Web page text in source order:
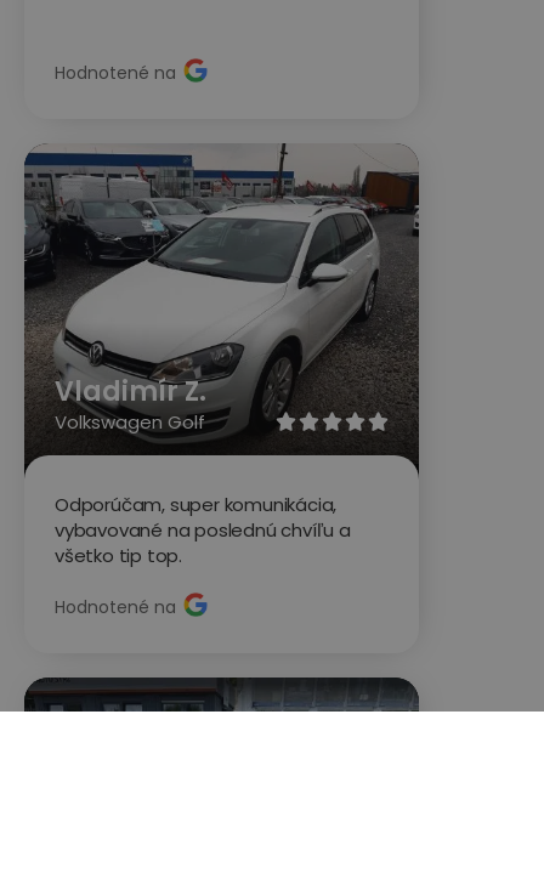
Hodnotené na

Vladimír Z.
Volkswagen Golf
Odporúčam, super komunikácia,
vybavované na poslednú chvíľu a
všetko tip top.
Hodnotené na